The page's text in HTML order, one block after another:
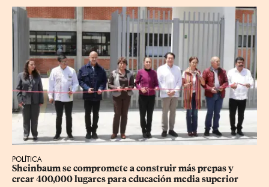
POLÍTICA
Sheinbaum se compromete a construir más prepas y
crear 400,000 lugares para educación media superior